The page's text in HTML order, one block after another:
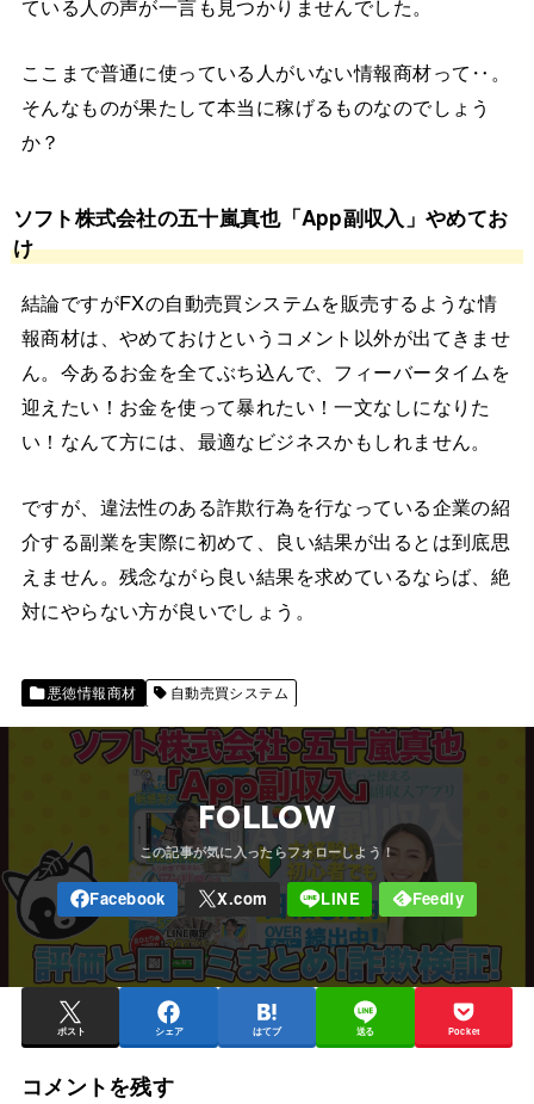
ている人の声が一言も見つかりませんでした。
ここまで普通に使っている人がいない情報商材って‥。
そんなものが果たして本当に稼げるものなのでしょう
か？
ソフト株式会社の五十嵐真也「App副収入」やめてお
け
結論ですがFXの自動売買システムを販売するような情
報商材は、やめておけというコメント以外が出てきませ
ん。今あるお金を全てぶち込んで、フィーバータイムを
迎えたい！お金を使って暴れたい！一文なしになりた
い！なんて方には、最適なビジネスかもしれません。
ですが、違法性のある詐欺行為を行なっている企業の紹
介する副業を実際に初めて、良い結果が出るとは到底思
えません。残念ながら良い結果を求めているならば、絶
対にやらない方が良いでしょう。
悪徳情報商材 自動売買システム
FOLLOW
ポスト シェア はてブ 送る Pocket
コメントを残す